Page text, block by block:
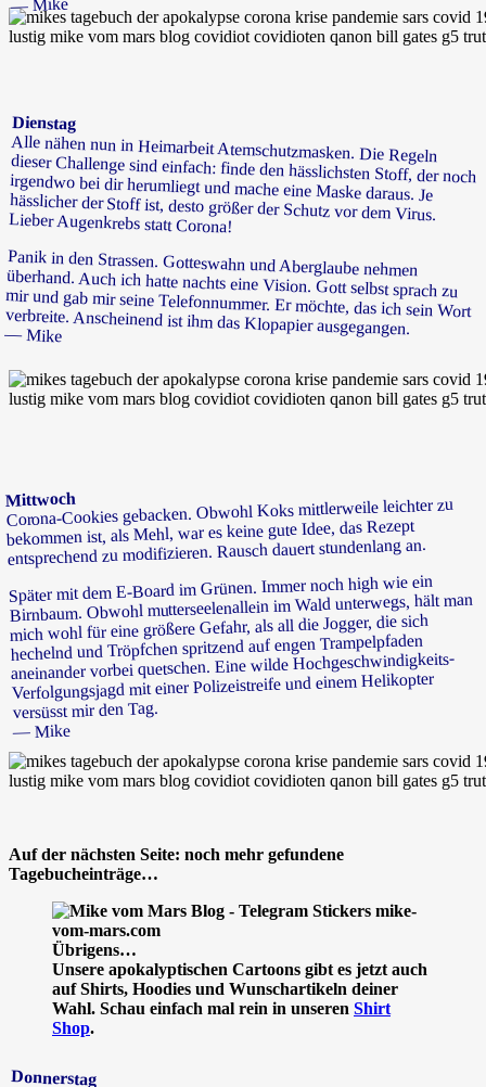
Dienstag
Alle nähen nun in Heimarbeit Atemschutzmasken. Die Regeln
dieser Challenge sind einfach: finde den hässlichsten Stoff, der noch
irgendwo bei dir herumliegt und mache eine Maske daraus. Je
hässlicher der Stoff ist, desto größer der Schutz vor dem Virus.
Lieber Augenkrebs statt Corona!
Panik in den Strassen. Gotteswahn und Aberglaube nehmen
überhand. Auch ich hatte nachts eine Vision. Gott selbst sprach zu
mir und gab mir seine Telefonnummer. Er möchte, das ich sein Wort
verbreite. Anscheinend ist ihm das Klopapier ausgegangen.
— Mike
Mittwoch
Corona-Cookies gebacken. Obwohl Koks mittlerweile leichter zu
bekommen ist, als Mehl, war es keine gute Idee, das Rezept
entsprechend zu modifizieren. Rausch dauert stundenlang an.
Später mit dem E-Board im Grünen. Immer noch high wie ein
Birnbaum. Obwohl mutterseelenallein im Wald unterwegs, hält man
mich wohl für eine größere Gefahr, als all die Jogger, die sich
hechelnd und Tröpfchen spritzend auf engen Trampelpfaden
aneinander vorbei quetschen. Eine wilde Hochgeschwindigkeits-
Verfolgungsjagd mit einer Polizeistreife und einem Helikopter
versüsst mir den Tag.
— Mike
Auf der nächsten Seite: noch mehr gefundene
Tagebucheinträge…
Übrigens…
Unsere apokalyptischen Cartoons gibt es jetzt auch
auf Shirts, Hoodies und Wunschartikeln deiner
Wahl. Schau einfach mal rein in unseren Shirt
Shop.
Donnerstag